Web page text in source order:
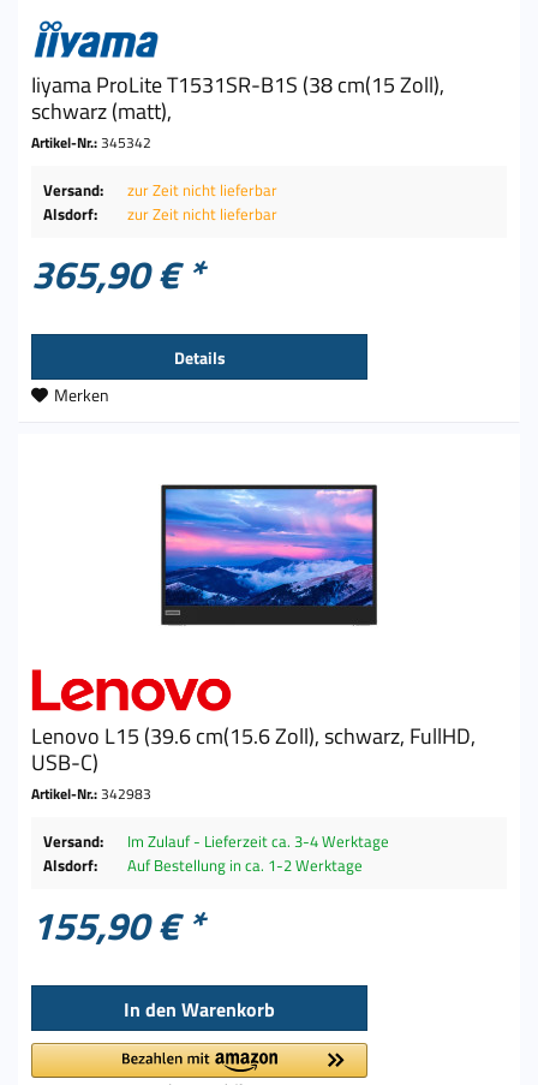
Iiyama ProLite T1531SR-B1S (38 cm(15 Zoll),
schwarz (matt),
Artikel-Nr.:345342
Versand:
zur Zeit nicht lieferbar
Alsdorf:
zur Zeit nicht lieferbar
365,90 € *
Details
Merken
Lenovo L15 (39.6 cm(15.6 Zoll), schwarz, FullHD,
USB-C)
Artikel-Nr.:342983
Versand:
Im Zulauf - Lieferzeit ca. 3-4 Werktage
Alsdorf:
Auf Bestellung in ca. 1-2 Werktage
155,90 € *
In den Warenkorb